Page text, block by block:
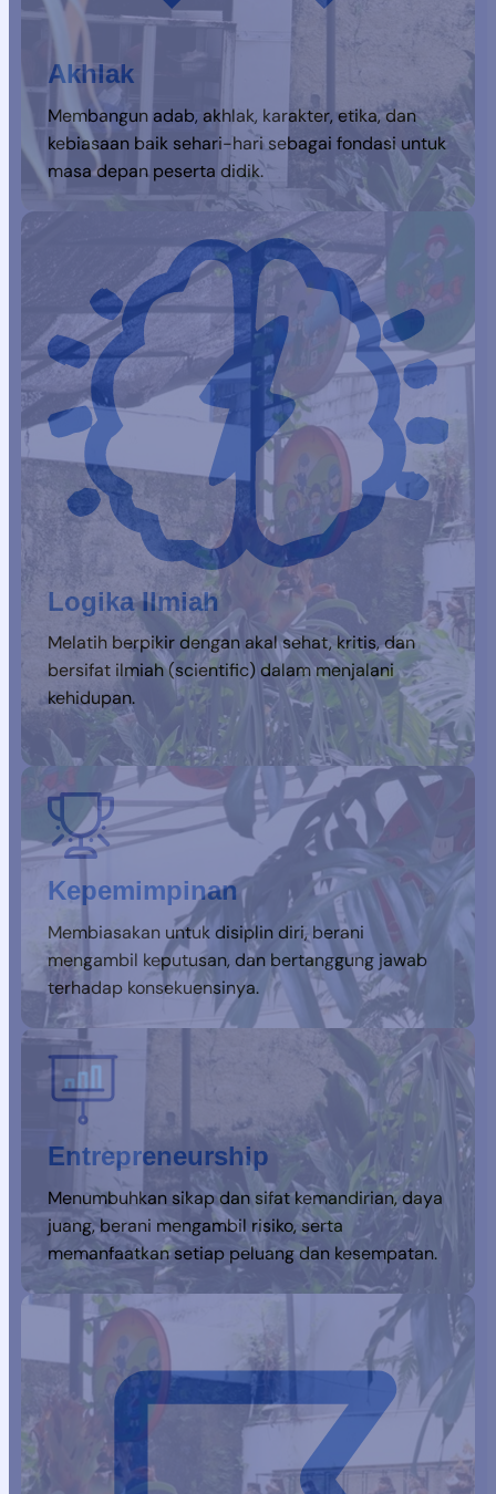
Akhlak
Membangun adab, akhlak, karakter, etika, dan
kebiasaan baik sehari-hari sebagai fondasi untuk
masa depan peserta didik.
Logika Ilmiah
Melatih berpikir dengan akal sehat, kritis, dan
bersifat ilmiah (scientific) dalam menjalani
kehidupan.
Kepemimpinan
Membiasakan untuk disiplin diri, berani
mengambil keputusan, dan bertanggung jawab
terhadap konsekuensinya.
Entrepreneurship
Menumbuhkan sikap dan sifat kemandirian, daya
juang, berani mengambil risiko, serta
memanfaatkan setiap peluang dan kesempatan.